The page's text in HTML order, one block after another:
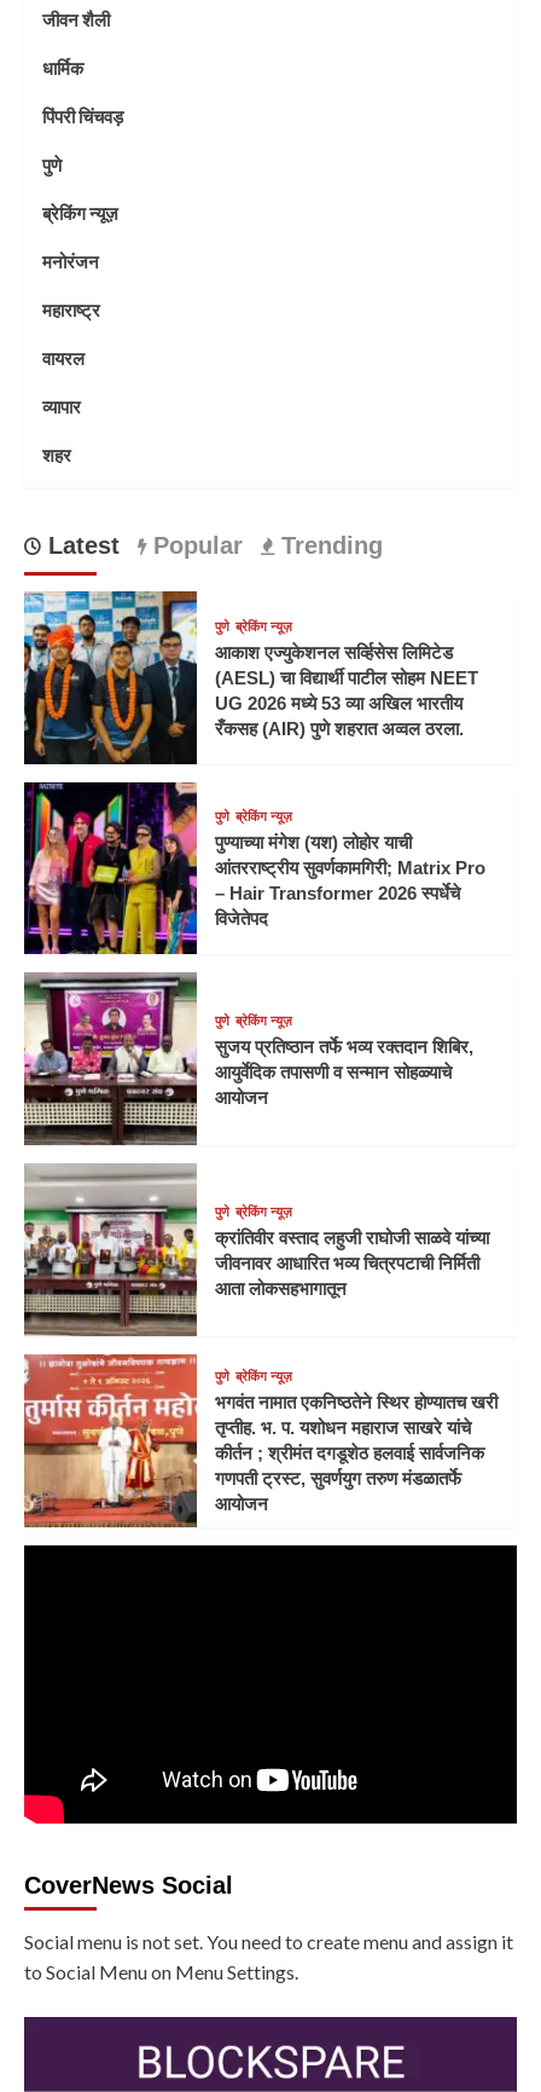
जीवन शैली
धार्मिक
पिंपरी चिंचवड़
पुणे
ब्रेकिंग न्यूज़
मनोरंजन
महाराष्ट्र
वायरल
व्यापार
शहर
Latest Popular Trending
पुणे ब्रेकिंग न्यूज़
आकाश एज्युकेशनल सर्व्हिसेस लिमिटेड
(AESL) चा विद्यार्थी पाटील सोहम NEET
UG 2026 मध्ये 53 व्या अखिल भारतीय
रँकसह (AIR) पुणे शहरात अव्वल ठरला.
पुणे ब्रेकिंग न्यूज़
पुण्याच्या मंगेश (यश) लोहोर याची
आंतरराष्ट्रीय सुवर्णकामगिरी; Matrix Pro
– Hair Transformer 2026 स्पर्धेचे
विजेतेपद
पुणे ब्रेकिंग न्यूज़
सुजय प्रतिष्ठान तर्फे भव्य रक्तदान शिबिर,
आयुर्वेदिक तपासणी व सन्मान सोहळ्याचे
आयोजन
पुणे ब्रेकिंग न्यूज़
क्रांतिवीर वस्ताद लहुजी राघोजी साळवे यांच्या
जीवनावर आधारित भव्य चित्रपटाची निर्मिती
आता लोकसहभागातून
पुणे ब्रेकिंग न्यूज़
भगवंत नामात एकनिष्ठतेने स्थिर होण्यातच खरी
तृप्तीह. भ. प. यशोधन महाराज साखरे यांचे
कीर्तन ; श्रीमंत दगडूशेठ हलवाई सार्वजनिक
गणपती ट्रस्ट, सुवर्णयुग तरुण मंडळातर्फे
आयोजन
CoverNews Social
Social menu is not set. You need to create menu and assign it
to Social Menu on Menu Settings.